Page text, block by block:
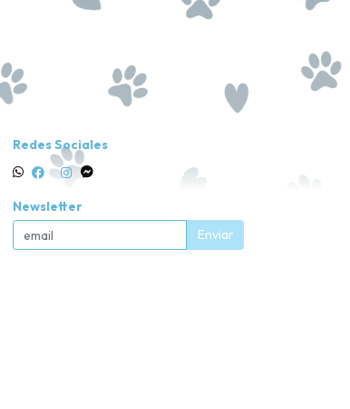
Redes Sociales
Newsletter
Enviar